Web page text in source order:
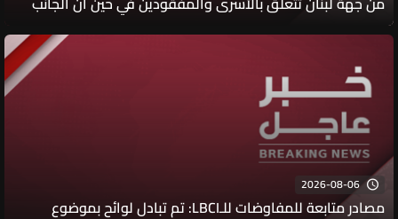
2026-08-06
مصادر متابعة للمفاوضات للـLBCI: تم تبادل لوائح بموضوع